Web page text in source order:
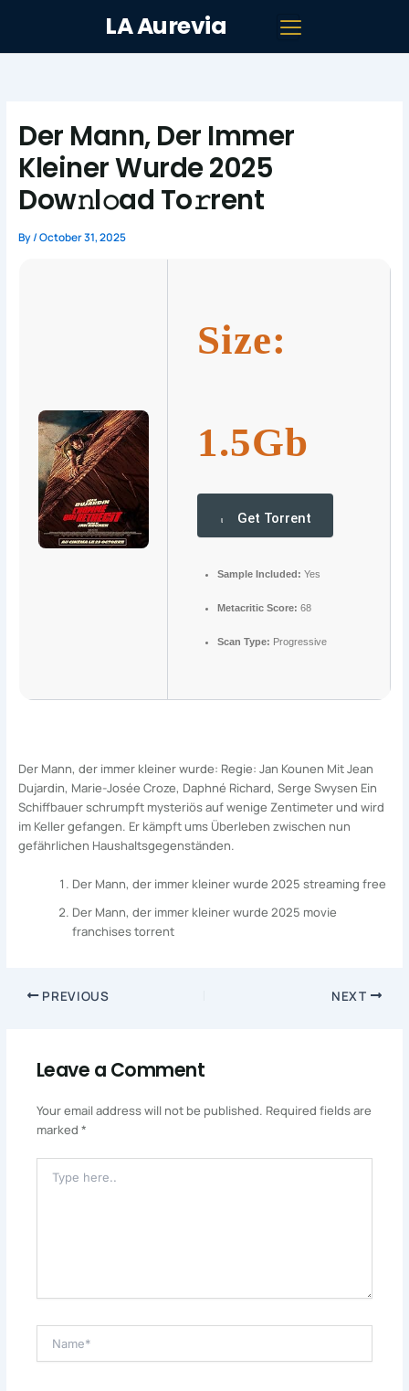
LA Aurevia
Der Mann, Der Immer
Kleiner Wurde 2025
Dow𝚗l𝚘ad To𝚛rent
By/October 31, 2025
Size:
1.5Gb
Get Torrent
Sample Included: Yes
Metacritic Score: 68
Scan Type: Progressive
Der Mann, der immer kleiner wurde: Regie: Jan Kounen Mit Jean
Dujardin, Marie-Josée Croze, Daphné Richard, Serge Swysen Ein
Schiffbauer schrumpft mysteriös auf wenige Zentimeter und wird
im Keller gefangen. Er kämpft ums Überleben zwischen nun
gefährlichen Haushaltsgegenständen.
Der Mann, der immer kleiner wurde 2025 streaming free
Der Mann, der immer kleiner wurde 2025 movie
franchises torrent
PREVIOUS NEXT
Leave a Comment
Your email address will not be published. Required fields are
marked *
Here..